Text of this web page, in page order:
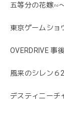
五等分の花嫁∽
東京ゲームシ
OVERDRIVE 事
風来のシレン６
デスティニーチ